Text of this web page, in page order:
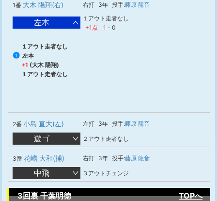
1番 大木 陽翔(右) 右打 3年 投手:藤原 龍音
左本
１アウト走者なし
+1点
1 - 0
１アウト走者なし
1
左本
+1 (大木 陽翔)
１アウト走者なし
2番 小島 直大(左) 左打 3年 投手:藤原 龍音
遊ゴ ２アウト走者なし
3番 花嶋 大和(捕) 右打 3年 投手:藤原 龍音
中飛 ３アウトチェンジ
3回裏 千葉明徳 TOPへ